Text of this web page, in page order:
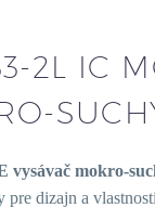
2L IC
mokro-
dizajn a